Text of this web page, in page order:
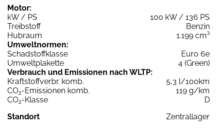
Motor:
kW / PS
100 kW / 136 PS
Treibstoff
Benzin
Hubraum
1.199 cm³
Umweltnormen:
Schadstoffklasse
Euro 6e
Umweltplakette
4 (Green)
Verbrauch und Emissionen nach WLTP:
Kraftstoffverbr. komb.
5,3 l/100km
CO2-Emissionen komb.
119 g/km
CO2-Klasse
D
Standort
Zentrallager